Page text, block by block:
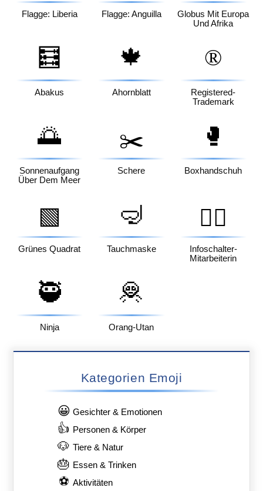
Flagge: Liberia Flagge: Anguilla
Globus Mit Europa
Und Afrika
🧮
Abakus
🍁
Ahornblatt
®️
Registered-
Trademark
🌅
Sonnenaufgang
Über Dem Meer
✂️
Schere
🥊
Boxhandschuh
🟩
Grünes Quadrat
🤿
Tauchmaske
💁‍♀️
Infoschalter-
Mitarbeiterin
🥷
Ninja
🦧
Orang-Utan
Kategorien Emoji
😀 Gesichter & Emotionen
👍 Personen & Körper
🐶 Tiere & Natur
🎂 Essen & Trinken
⚽ Aktivitäten